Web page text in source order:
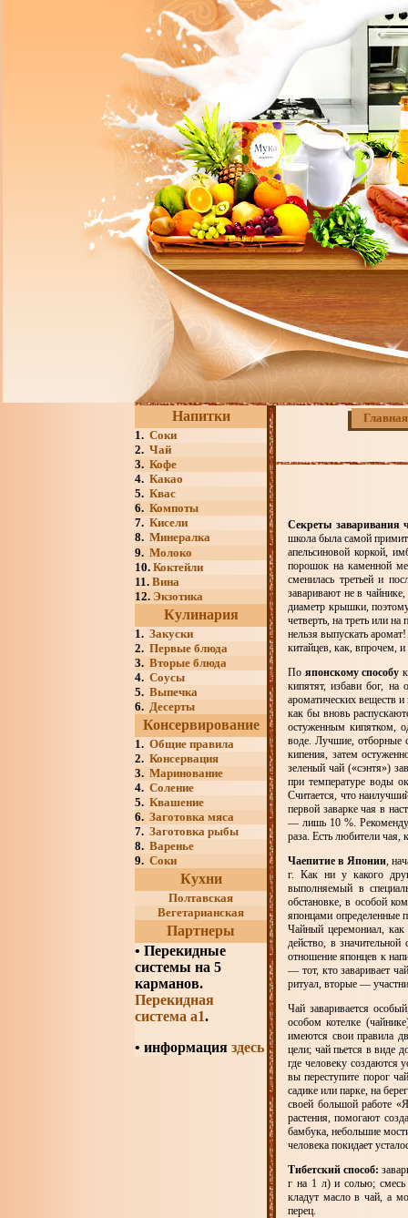
Напитки
1. Соки
2. Чай
3. Кофе
4. Какао
5. Квас
6. Компоты
7. Кисели
8. Минералка
9. Молоко
10. Коктейли
11. Вина
12. Экзотика
Кулинария
1. Закуски
2. Первые блюда
3. Вторые блюда
4. Соусы
5. Выпечка
6. Десерты
Консервирование
1. Общие правила
2. Консервация
3. Маринование
4. Соление
5. Квашение
6. Заготовка мяса
7. Заготовка рыбы
8. Варенье
9. Соки
Кухни
Полтавская
Вегетарианская
Партнеры
• Перекидные
системы на 5
карманов.
Перекидная
система а1.
• информация здесь
Главная
Секреты заваривания
школа была самой
апельсиновой коркой,
порошок на каменной
сменилась третьей и
заваривают не в
диаметр крышки,
четверть, на треть или
нельзя выпускать
китайцев, как, впрочем,
По японскому способу
кипятят, избави бог, на
ароматических веществ
как бы вновь
остуженным кипятком,
воде. Лучшие, отборные
кипения, затем
зеленый чай («сэнтя»)
при температуре воды
Считается, что
первой заварке чая в
— лишь 10 %.
раза. Есть любители чая,
Чаепитие в Японии,
г. Как ни у какого
выполняемый в
обстановке, в особой
японцами определенные
Чайный церемониал, как
действо, в
отношение японцев к
— тот, кто заваривает
ритуал, вторые —
Чай заваривается
особом котелке
имеются свои правила
цели; чай пьется в виде
где человеку создаются
вы переступите порог
садике или парке, на
своей большой работе
растения, помогают
бамбука, небольшие
человека покидает
Тибетский способ:
г на 1 л) и солью; смесь
кладут масло в чай, а
перец.